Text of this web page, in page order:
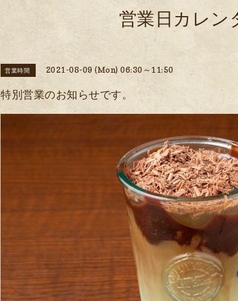
営業日カレン
営業時間 2021-08-09 (Mon) 06:30～11:50
特別営業のお知らせです。